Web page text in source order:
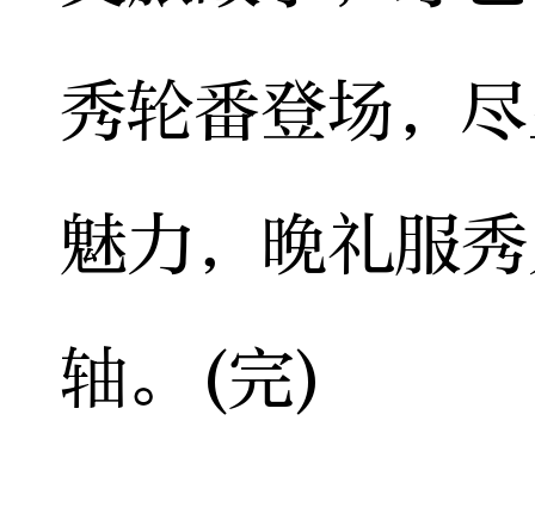
秀轮番登场，
魅力，晚礼服
轴。(完)